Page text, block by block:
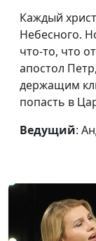
фанатизм:
он нам?
Что мы знаем
Сила Божья,
способная
меня
Каждый
Небесного.
что-то, что
апостол
держащим
попасть в
Ведущий: